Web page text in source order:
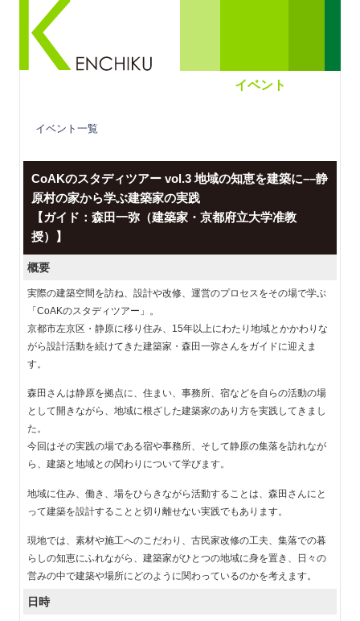
イベント
イベント一覧
CoAKのスタディツアー vol.3 地域の知恵を建築に––静
原村の家から学ぶ建築家の実践
【ガイド：森田一弥（建築家・京都府立大学准教
授）】
概要
実際の建築空間を訪ね、設計や改修、運営のプロセスをその場で学ぶ
「CoAKのスタディツアー」。
京都市左京区・静原に移り住み、15年以上にわたり地域とかかわりな
がら設計活動を続けてきた建築家・森田一弥さんをガイドに迎えま
す。
森田さんは静原を拠点に、住まい、事務所、宿などを自らの活動の場
として開きながら、地域に根ざした建築家のあり方を実践してきまし
た。
今回はその実践の場である宿や事務所、そして静原の集落を訪れなが
ら、建築と地域との関わりについて学びます。
地域に住み、働き、場をひらきながら活動することは、森田さんにと
って建築を設計することと切り離せない実践でもあります。
現地では、素材や施工へのこだわり、古民家改修の工夫、集落での暮
らしの知恵にふれながら、建築家がひとつの地域に身を置き、日々の
営みの中で建築や場所にどのように関わっているのかを考えます。
日時